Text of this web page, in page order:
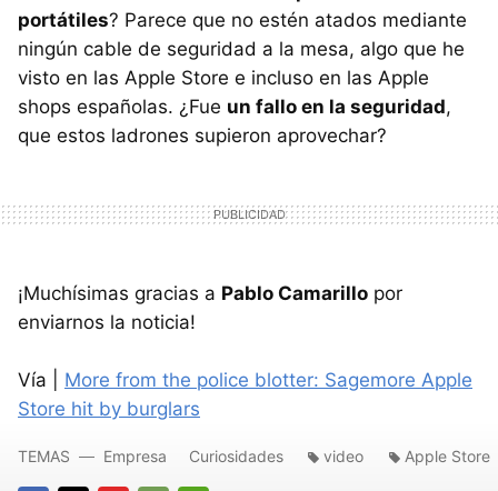
portátiles? Parece que no estén atados mediante
ningún cable de seguridad a la mesa, algo que he
visto en las Apple Store e incluso en las Apple
shops españolas. ¿Fue un fallo en la seguridad,
que estos ladrones supieron aprovechar?
¡Muchísimas gracias a Pablo Camarillo por
enviarnos la noticia!
Vía | More from the police blotter: Sagemore Apple
Store hit by burglars
TEMAS Empresa Curiosidades video Apple Store